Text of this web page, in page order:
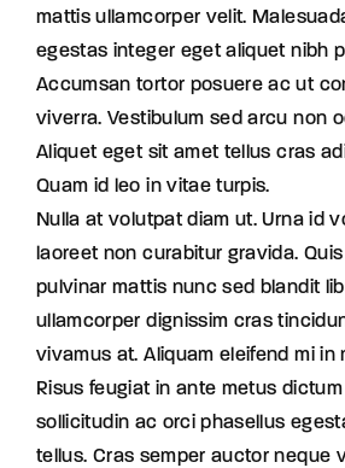
mattis ullamcorper velit.
egestas integer eget aliquet nibh
Accumsan tortor posuere ac ut
viverra. Vestibulum sed arcu non
Aliquet eget sit amet tellus cras
Quam id leo in vitae turpis.
Nulla at volutpat diam ut. Urna id
laoreet non curabitur gravida.
pulvinar mattis nunc sed blandit
ullamcorper dignissim cras
vivamus at. Aliquam eleifend mi in
Risus feugiat in ante metus
sollicitudin ac orci phasellus
tellus. Cras semper auctor neque